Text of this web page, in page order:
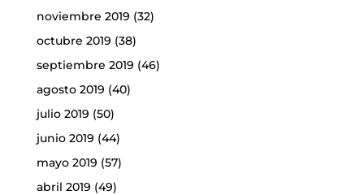
noviembre 2019 (32)
octubre 2019 (38)
septiembre 2019 (46)
agosto 2019 (40)
julio 2019 (50)
junio 2019 (44)
mayo 2019 (57)
abril 2019 (49)